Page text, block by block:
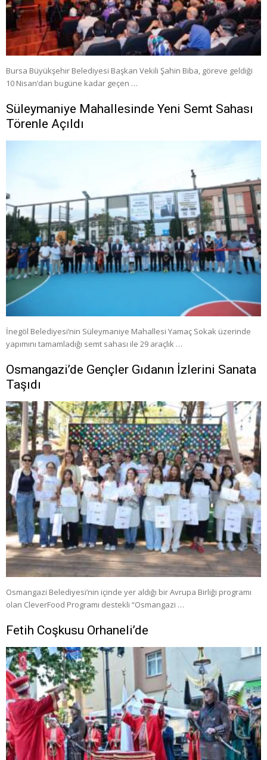
Bursa Büyükşehir Belediyesi Başkan Vekili Şahin Biba, göreve geldiği
10 Nisan’dan bugüne kadar geçen …
Süleymaniye Mahallesinde Yeni Semt Sahası
Törenle Açıldı
İnegöl Belediyesi’nin Süleymaniye Mahallesi Yamaç Sokak üzerinde
yapımını tamamladığı semt sahası ile 29 araçlık …
Osmangazi’de Gençler Gıdanın İzlerini Sanata
Taşıdı
Osmangazi Belediyesi’nin içinde yer aldığı bir Avrupa Birliği programı
olan CleverFood Programı destekli “Osmangazi …
Fetih Coşkusu Orhaneli’de